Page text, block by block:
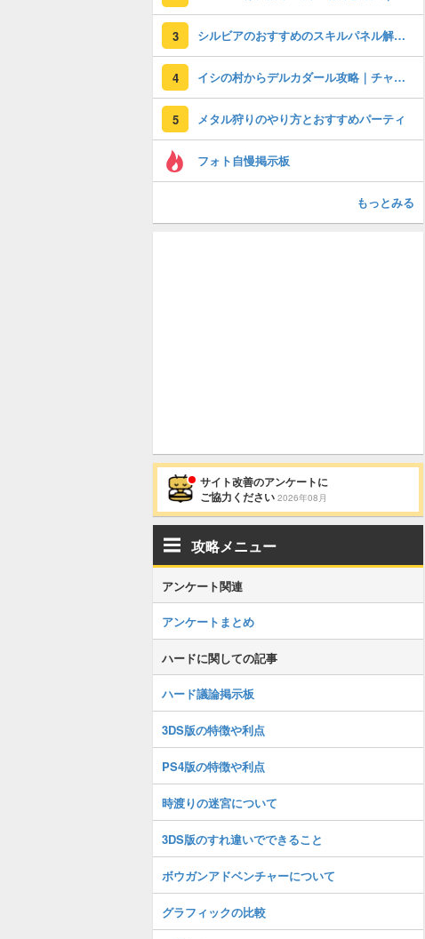
3 シルビアのおすすめのスキルパネル解放ルート
4 イシの村からデルカダール攻略｜チャート1
5 メタル狩りのやり方とおすすめパーティ
フォト自慢掲示板
もっとみる
サイト改善のアンケートに
ご協力ください 2026年08月
攻略メニュー
アンケート関連
アンケートまとめ
ハードに関しての記事
ハード議論掲示板
3DS版の特徴や利点
PS4版の特徴や利点
時渡りの迷宮について
3DS版のすれ違いでできること
ボウガンアドベンチャーについて
グラフィックの比較